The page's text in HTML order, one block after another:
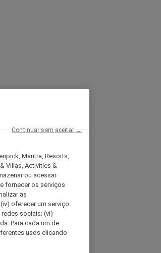
Mantra, Resorts,
Villas, Activities &
ou acessar
fornecer os serviços
as
oferecer um serviço
sociais; (vi)
Para cada um de
usos clicando
Continuar sem aceitar →